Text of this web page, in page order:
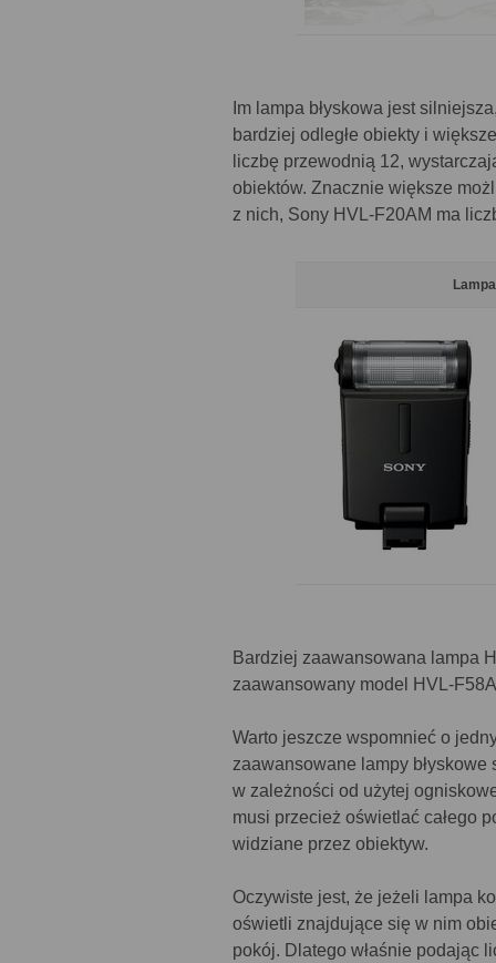
Im lampa błyskowa jest
bardziej odległe obiekty i
liczbę przewodnią 12,
obiektów. Znacznie większe
z nich, Sony HVL-F20AM ma
Bardziej zaawansowana lampa
zaawansowany model HVL-
Warto jeszcze wspomnieć o
zaawansowane lampy
w zależności od użytej
musi przecież oświetlać całego
widziane przez obiektyw.
Oczywiste jest, że jeżeli lampa
oświetli znajdujące się w nim
pokój. Dlatego właśnie podając